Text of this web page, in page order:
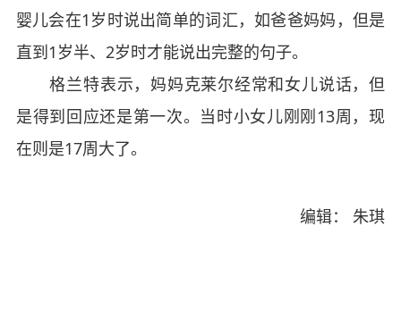
婴儿会在1岁时说出简单的词汇，如爸爸妈妈，但是
直到1岁半、2岁时才能说出完整的句子。
格兰特表示，妈妈克莱尔经常和女儿说话，但
是得到回应还是第一次。当时小女儿刚刚13周，现
在则是17周大了。
编辑： 朱琪